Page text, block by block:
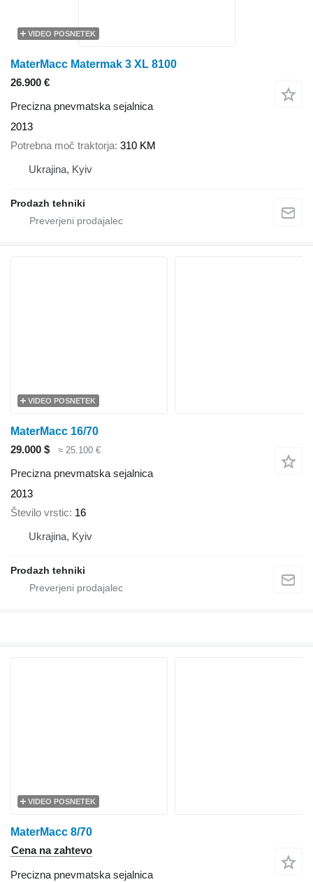
VIDEO POSNETEK
MaterMacc Matermak 3 XL 8100
26.900 €
Precizna pnevmatska sejalnica
2013
Potrebna moč traktorja 310 KM
Ukrajina, Kyiv
Prodazh tehniki
VIDEO POSNETEK
MaterMacc 16/70
29.000 $
≈ 25.100 €
Precizna pnevmatska sejalnica
2013
Število vrstic 16
Ukrajina, Kyiv
Prodazh tehniki
VIDEO POSNETEK
MaterMacc 8/70
Cena na zahtevo
Precizna pnevmatska sejalnica